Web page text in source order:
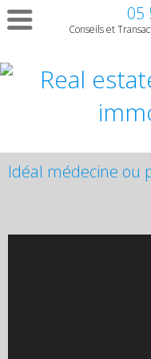
05
Conseils et
Idéal médecine ou